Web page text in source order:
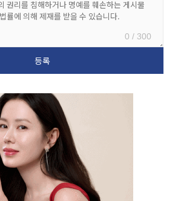
0 / 300